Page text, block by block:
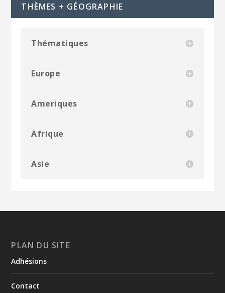
THÈMES + GÉOGRAPHIE
Thématiques
Europe
Ameriques
Afrique
Asie
PLAN DU SITE
Adhésions
Contact